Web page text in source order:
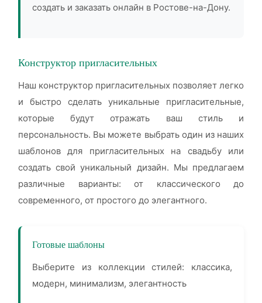
создать и заказать онлайн в Ростове-на-Дону.
Конструктор пригласительных
Наш конструктор пригласительных позволяет легко
и быстро сделать уникальные пригласительные,
которые будут отражать ваш стиль и
персональность. Вы можете выбрать один из наших
шаблонов для пригласительных на свадьбу или
создать свой уникальный дизайн. Мы предлагаем
различные варианты: от классического до
современного, от простого до элегантного.
Готовые шаблоны
Выберите из коллекции стилей: классика,
модерн, минимализм, элегантность